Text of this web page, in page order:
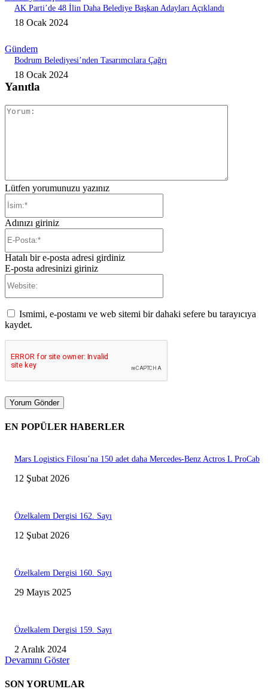
AK Parti’de 48 İlin Daha Belediye Başkan Adayları Açıklandı
18 Ocak 2024
Gündem
Bodrum Belediyesi’nden Tasarımcılara Çağrı
18 Ocak 2024
Yanıtla
Lütfen yorumunuzu yazınız
Adınızı giriniz
Hatalı bir e-posta adresi girdiniz
E-posta adresinizi giriniz
Ismimi, e-postamı ve web sitemi bir dahaki sefere bu tarayıcıya
kaydet.
EN POPÜLER HABERLER
Mars Logistics Filosu’na 150 adet daha Mercedes-Benz Actros L ProCab
12 Şubat 2026
Özelkalem Dergisi 162. Sayı
12 Şubat 2026
Özelkalem Dergisi 160. Sayı
29 Mayıs 2025
Özelkalem Dergisi 159. Sayı
2 Aralık 2024
Devamını Göster
SON YORUMLAR